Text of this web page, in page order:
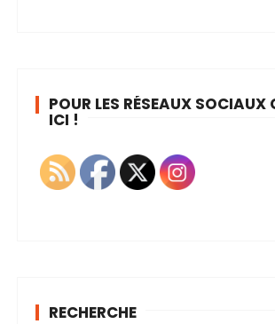
POUR LES RÉSEAUX SOCIAUX
ICI !
RECHERCHE